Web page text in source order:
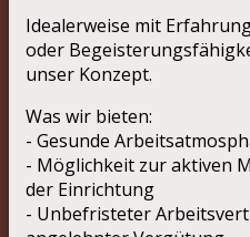
Idealerweise mit
oder
unser Konzept.
Was wir bieten:
- Gesunde
- Möglichkeit zur aktiven
der Einrichtung
- Unbefristeter